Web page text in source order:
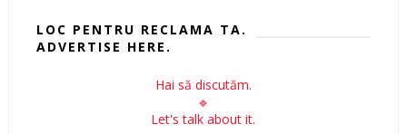
LOC PENTRU RECLAMA TA.
ADVERTISE HERE.
Hai să discutăm.
🔹
Let's talk about it.